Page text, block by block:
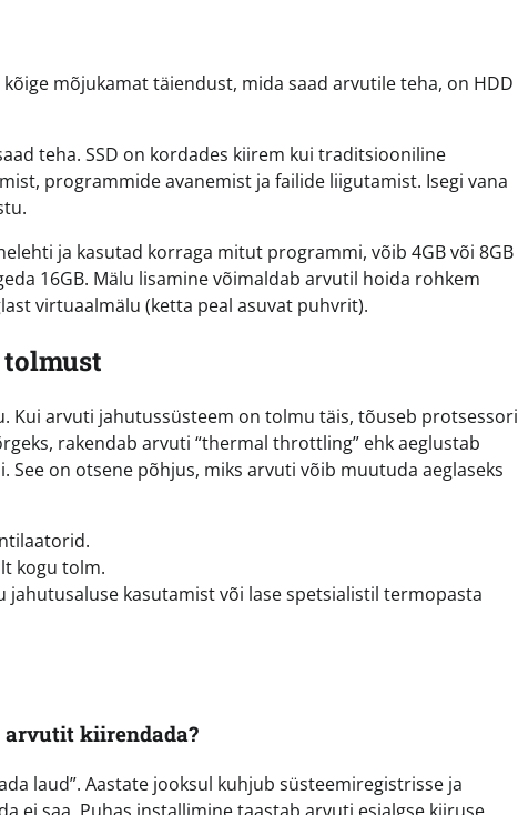
mõjukamat täiendust, mida saad arvutile teha, on HDD
teha. SSD on kordades kiirem kui traditsiooniline
programmide avanemist ja failide liigutamist. Isegi vana
ja kasutad korraga mitut programmi, võib 4GB või 8GB
16GB. Mälu lisamine võimaldab arvutil hoida rohkem
virtuaalmälu (ketta peal asuvat puhvrit).
Kui arvuti jahutussüsteem on tolmu täis, tõuseb protsessori
rakendab arvuti “thermal throttling” ehk aeglustab
on otsene põhjus, miks arvuti võib muutuda aeglaseks
kogu tolm.
jahutusaluse kasutamist või lase spetsialistil termopasta
kiirendada?
laud”. Aastate jooksul kuhjub süsteemiregistrisse ja